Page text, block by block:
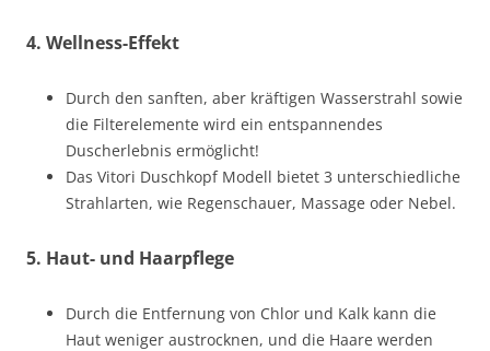
4. Wellness-Effekt
Durch den sanften, aber kräftigen Wasserstrahl sowie
die Filterelemente wird ein entspannendes
Duscherlebnis ermöglicht!
Das Vitori Duschkopf Modell bietet 3 unterschiedliche
Strahlarten, wie Regenschauer, Massage oder Nebel.
5. Haut- und Haarpflege
Durch die Entfernung von Chlor und Kalk kann die
Haut weniger austrocknen, und die Haare werden